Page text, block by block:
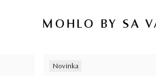
MOHLO BY SA
Novinka